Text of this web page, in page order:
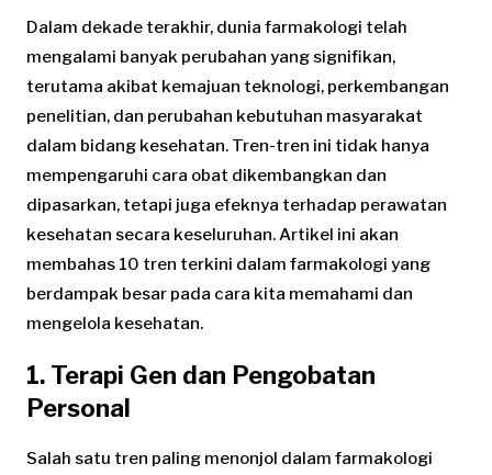
Dalam dekade terakhir, dunia farmakologi telah
mengalami banyak perubahan yang signifikan,
terutama akibat kemajuan teknologi, perkembangan
penelitian, dan perubahan kebutuhan masyarakat
dalam bidang kesehatan. Tren-tren ini tidak hanya
mempengaruhi cara obat dikembangkan dan
dipasarkan, tetapi juga efeknya terhadap perawatan
kesehatan secara keseluruhan. Artikel ini akan
membahas 10 tren terkini dalam farmakologi yang
berdampak besar pada cara kita memahami dan
mengelola kesehatan.
1. Terapi Gen dan Pengobatan
Personal
Salah satu tren paling menonjol dalam farmakologi